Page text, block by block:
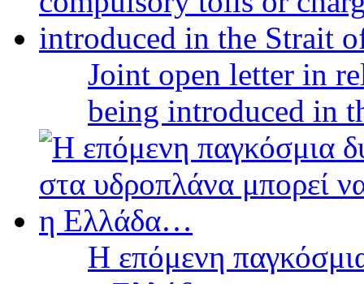
Joint open letter in
being introduced in
Η επόμενη